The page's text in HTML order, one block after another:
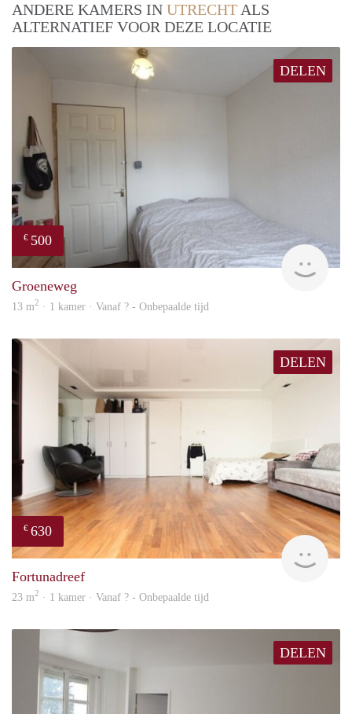
ANDERE KAMERS IN UTRECHTALS
ALTERNATIEF VOOR DEZE LOCATIE
DELEN
€ 500
rent
Groeneweg
13 m2 · 1 kamer · Vanaf ? - Onbepaalde tijd
DELEN
€ 630
Fortunadreef
23 m2 · 1 kamer · Vanaf ? - Onbepaalde tijd
DELEN